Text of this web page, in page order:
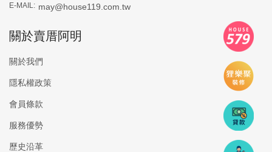
E-MAIL: may@house119.com.tw
關於賣厝阿明
關於我們
隱私權政策
會員條款
服務優勢
歷史沿革